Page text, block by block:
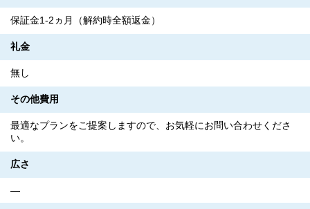
保証金1-2ヵ月（解約時全額返金）
礼金
無し
その他費用
最適なプランをご提案しますので、お気軽にお問い合わせくださ
い。
広さ
―